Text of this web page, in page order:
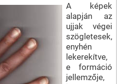
A képek
alapján az
ujjak végei
szögletesek,
enyhén
lekerekítve,
e formáció
jellemzője,